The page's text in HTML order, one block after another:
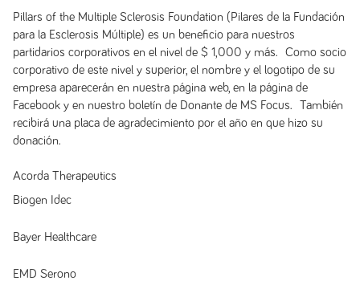
Pillars of the Multiple Sclerosis Foundation (Pilares de la Fundación
para la Esclerosis Múltiple) es un beneficio para nuestros
partidarios corporativos en el nivel de $ 1,000 y más. Como socio
corporativo de este nivel y superior, el nombre y el logotipo de su
empresa aparecerán en nuestra página web, en la página de
Facebook y en nuestro boletín de Donante de MS Focus. También
recibirá una placa de agradecimiento por el año en que hizo su
donación.
Acorda Therapeutics
Biogen Idec
Bayer Healthcare
EMD Serono